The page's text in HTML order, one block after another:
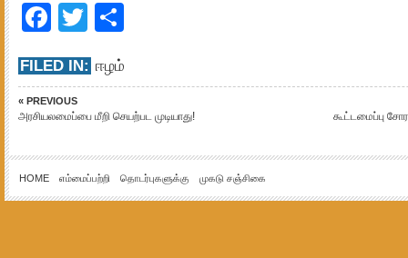
Facebook
Twitter
FILED IN: ஈழம்
« PREVIOUS
அரசியலமைப்பை மீறி செயற்பட முடியாது! கூட்டமைப்பு
HOME எம்மைப்பற்றி தொடர்புகளுக்கு முகடு சஞ்சிகை